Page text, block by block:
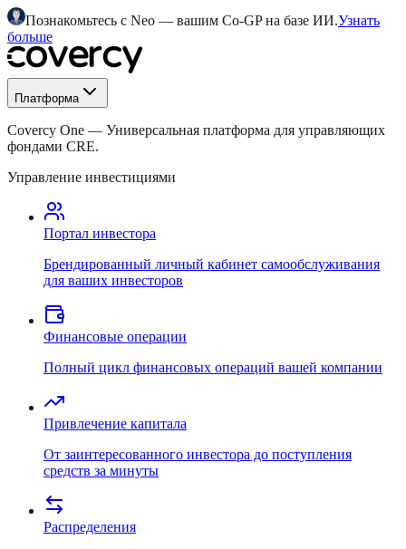
Познакомьтесь с Neo — вашим Co-GP на базе ИИ.Узнать
больше
Платформа
Covercy One — Универсальная платформа для управляющих
фондами CRE.
Управление инвестициями
Портал инвестора
Брендированный личный кабинет самообслуживания
для ваших инвесторов
Финансовые операции
Полный цикл финансовых операций вашей компании
Привлечение капитала
От заинтересованного инвестора до поступления
средств за минуты
Распределения